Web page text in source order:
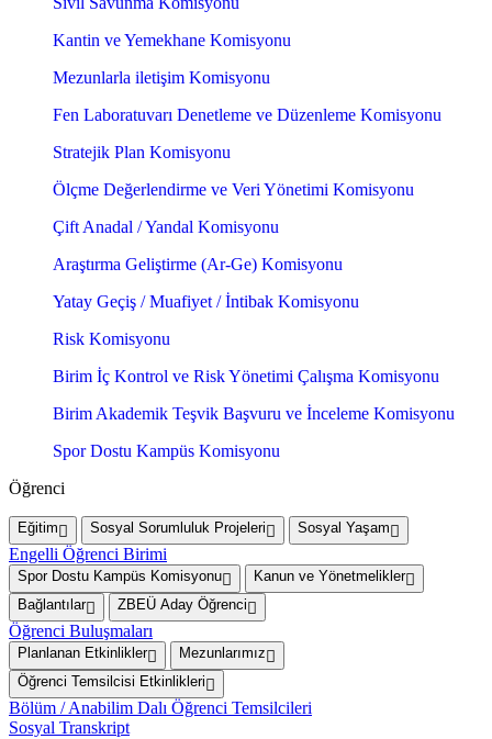
Kantin ve Yemekhane Komisyonu
Mezunlarla iletişim Komisyonu
Fen Laboratuvarı Denetleme ve Düzenleme Komisyonu
Stratejik Plan Komisyonu
Ölçme Değerlendirme ve Veri Yönetimi Komisyonu
Çift Anadal / Yandal Komisyonu
Araştırma Geliştirme (Ar-Ge) Komisyonu
Yatay Geçiş / Muafiyet / İntibak Komisyonu
Risk Komisyonu
Birim İç Kontrol ve Risk Yönetimi Çalışma Komisyonu
Birim Akademik Teşvik Başvuru ve İnceleme Komisyonu
Spor Dostu Kampüs Komisyonu
Öğrenci
Eğitim Sosyal Sorumluluk Projeleri Sosyal Yaşam
Engelli Öğrenci Birimi
Spor Dostu Kampüs Komisyonu
Kanun ve Yönetmelikler
Bağlantılar
ZBEÜ Aday Öğrenci
Öğrenci Buluşmaları
Planlanan Etkinlikler
Mezunlarımız
Öğrenci Temsilcisi Etkinlikleri
Bölüm / Anabilim Dalı Öğrenci Temsilcileri
Sosyal Transkript